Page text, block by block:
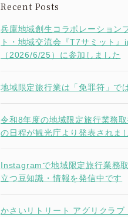
Recent Posts
兵庫地域創生コラボレーション
ト・地域交流会『T7サミット』
（2026/6/25）に参加しました
地域限定旅行業は「免罪符」で
令和8年度の地域限定旅行業務
の日程が観光庁より発表されま
Instagramで地域限定旅行業務
立つ豆知識・情報を発信中です
かさいリトリート アグリクラブ